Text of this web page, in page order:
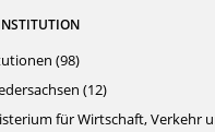
(98)
(12)
für Wirtschaft, Verkehr